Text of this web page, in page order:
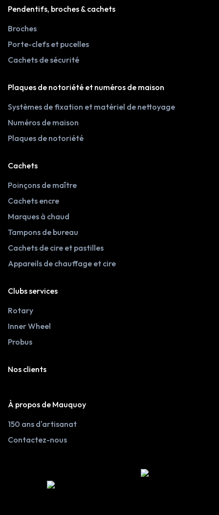
Pendentifs, broches & cachets
Broches
Porte-clefs et pucelles
Cachets de sécurité
Plaques de notoriété et numéros de maison
Systèmes de fixation et matériel de nettoyage
Numéros de maison
Plaques de notoriété
Cachets
Poinçons de maître
Cachets encre
Marques à chaud
Tampons de bureau
Cachets de cire et pastilles
Appareils de chauffage et cire
Clubs services
Rotary
Inner Wheel
Probus
Nos clients
À propos de Mauquoy
150 ans d'artisanat
Contactez-nous